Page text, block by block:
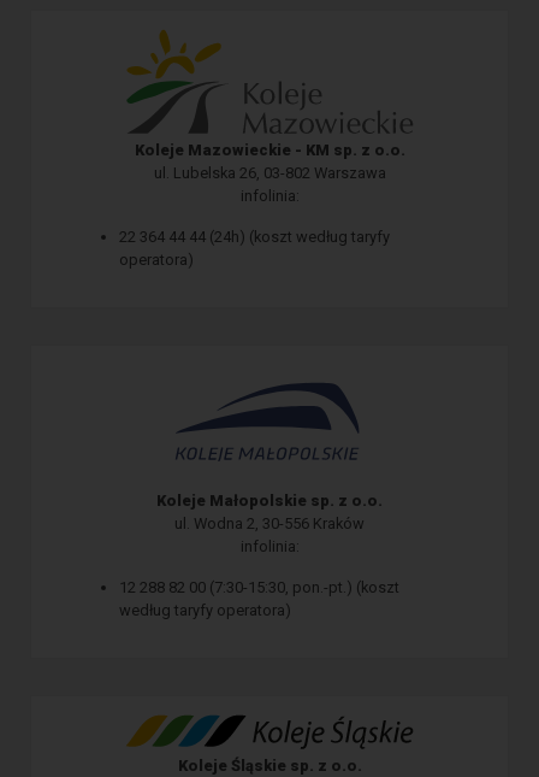
Koleje Mazowieckie - KM sp. z o.o.
ul. Lubelska 26, 03-802 Warszawa
infolinia:
22 364 44 44 (24h) (koszt według taryfy
operatora)
Koleje Małopolskie sp. z o.o.
ul. Wodna 2, 30-556 Kraków
infolinia:
12 288 82 00 (7:30-15:30, pon.-pt.) (koszt
według taryfy operatora)
Koleje Śląskie sp. z o.o.